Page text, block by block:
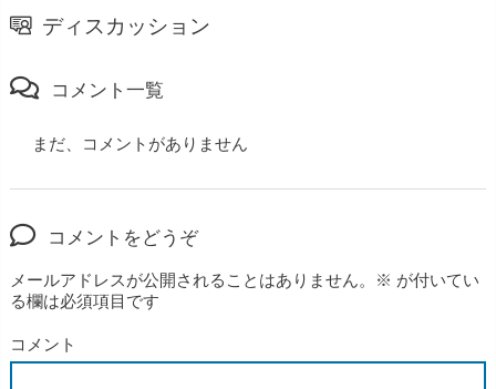
ディスカッション
コメント一覧
まだ、コメントがありません
コメントをどうぞ
メールアドレスが公開されることはありません。 ※ が付いてい
る欄は必須項目です
コメント